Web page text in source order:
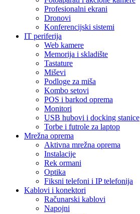
Profesionalni ekrani
Dronovi
Konferencijski sistemi
IT periferija
Web kamere
Memorija i skladište
Tastature
Miševi
Podloge za miša
Kombo setovi
POS i barkod oprema
Monitori
USB hubovi i docking stanice
Torbe i futrole za laptop
Mrežna oprema
Aktivna mrežna oprema
Instalacije
Rek ormani
Optika
Fiksni telefoni i IP telefonija
Kablovi i konektori
Računarski kablovi
Napojni